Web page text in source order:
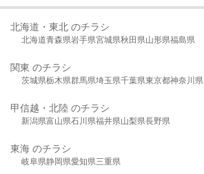
北海道・東北 のチラシ
北海道青森県岩手県宮城県秋田県山形県福島県
関東 のチラシ
茨城県栃木県群馬県埼玉県千葉県東京都神奈川県
甲信越・北陸 のチラシ
新潟県富山県石川県福井県山梨県長野県
東海 のチラシ
岐阜県静岡県愛知県三重県